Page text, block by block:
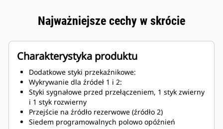
Najważniejsze cechy w skrócie
Charakterystyka produktu
Dodatkowe styki przekaźnikowe:
Wykrywanie dla źródeł 1 i 2:
Styki sygnałowe przed przełączeniem, 1 styk zwierny
i 1 styk rozwierny
Przejście na źródło rezerwowe (źródło 2)
Siedem programowalnych polowo opóźnień